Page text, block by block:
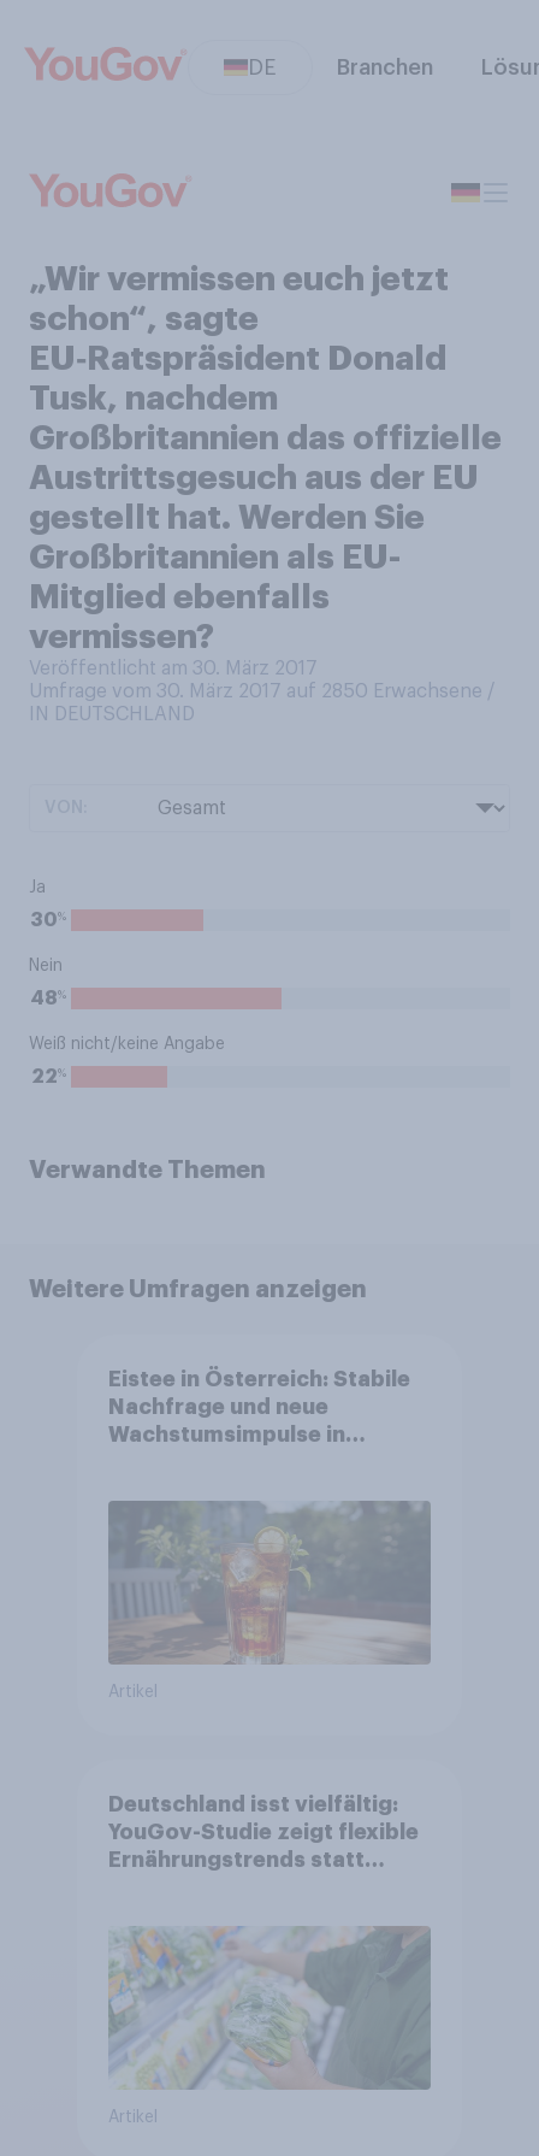
DE Branchen
„Wir vermissen euch jetzt
schon“, sagte
EU‑Ratspräsident Donald
Tusk, nachdem
Großbritannien das offizielle
Austrittsgesuch aus der EU
gestellt hat. Werden Sie
Großbritannien als EU-
Mitglied ebenfalls
vermissen?
Veröffentlicht am 30. März 2017
Umfrage vom 30. März 2017 auf 2850 Erwachsene /
IN DEUTSCHLAND
Ja
30%
Nein
48%
Weiß nicht/keine Angabe
22%
Verwandte Themen
Weitere Umfragen anzeigen
Eistee in Österreich: Stabile
Nachfrage und neue
Wachstumsimpulse in
Artikel
Deutschland isst vielfältig:
YouGov-Studie zeigt flexible
Ernährungstrends statt
Artikel